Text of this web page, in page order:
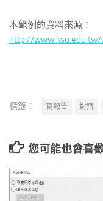
本範例的資料來源：
http://
標籤： 寫報告 對齊
您可能也會喜